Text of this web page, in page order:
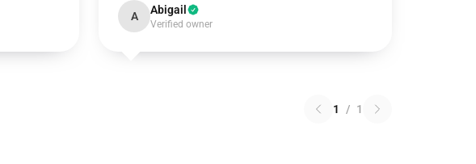
A Abigail
Verified owner
1 / 1